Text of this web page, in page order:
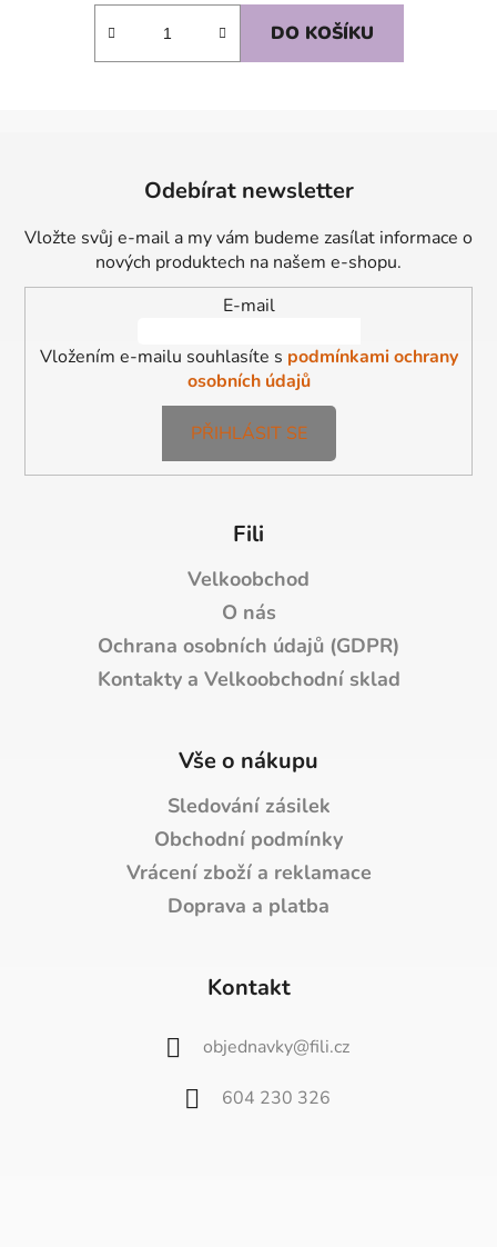
DO KOŠÍKU
Odebírat newsletter
Vložte svůj e-mail a my vám budeme zasílat informace o
nových produktech na našem e-shopu.
E-mail
Vložením e-mailu souhlasíte s podmínkami ochrany
osobních údajů
PŘIHLÁSIT SE
Fili
Velkoobchod
O nás
Ochrana osobních údajů (GDPR)
Kontakty a Velkoobchodní sklad
Vše o nákupu
Sledování zásilek
Obchodní podmínky
Vrácení zboží a reklamace
Doprava a platba
Kontakt
objednavky@fili.cz
604 230 326